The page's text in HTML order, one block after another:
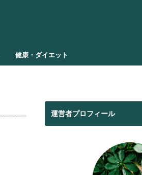
健康・ダイエット
運営者プロフィール